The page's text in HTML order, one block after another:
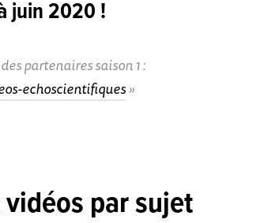
juin 2020 !
partenaires saison 1 :
echoscientifiques
par sujet